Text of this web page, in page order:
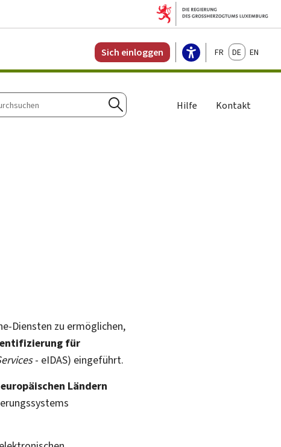
Sich einloggen FrançaisDeutschEnglish
Suchen
Hilfe Kontakt
Diensten zu ermöglichen,
für
- eIDAS) eingeführt.
Ländern